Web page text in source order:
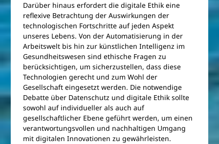
Darüber hinaus erfordert die digitale Ethik eine
reflexive Betrachtung der Auswirkungen der
technologischen Fortschritte auf jeden Aspekt
unseres Lebens. Von der Automatisierung in der
Arbeitswelt bis hin zur künstlichen Intelligenz im
Gesundheitswesen sind ethische Fragen zu
berücksichtigen, um sicherzustellen, dass diese
Technologien gerecht und zum Wohl der
Gesellschaft eingesetzt werden. Die notwendige
Debatte über Datenschutz und digitale Ethik sollte
sowohl auf individueller als auch auf
gesellschaftlicher Ebene geführt werden, um einen
verantwortungsvollen und nachhaltigen Umgang
mit digitalen Innovationen zu gewährleisten.